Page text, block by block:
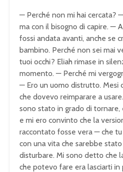
— Perché non mi hai cercata?
ma con il bisogno di capire. —
fossi andata avanti, anche se
bambino. Perché non sei mai
tuoi occhi? Eliah rimase in
momento. — Perché mi
— Ero un uomo distrutto. Mesi
che dovevo reimparare a
sono stato in grado di tornare,
e mi ero convinto che la
raccontato fosse vera — che
con una vita che sarebbe
disturbare. Mi sono detto che
che potevo fare era lasciarti in